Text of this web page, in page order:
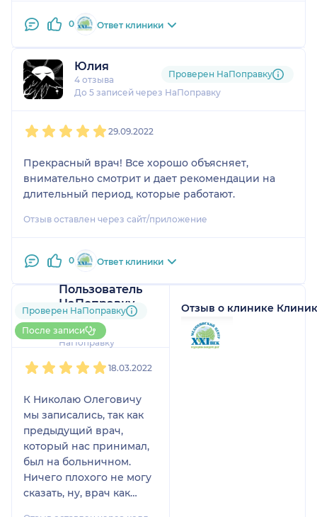
0 Ответ клиники
Юлия
4 отзыва
До 5 записей через НаПоправку
Проверен НаПоправку
29.09.2022
Прекрасный врач! Все хорошо объясняет,
внимательно смотрит и дает рекомендации на
длительный период, которые работают.
Отзыв оставлен через сайт/приложение
0 Ответ клиники
Пользователь
НаПоправку
4 отзыва
До 5 записей через
НаПоправку
Проверен НаПоправку
После записи
18.03.2022
К Николаю Олеговичу
мы записались, так как
предыдущий врач,
который нас принимал,
был на больничном.
Ничего плохого не могу
сказать, ну, врач как
Отзыв о клинике